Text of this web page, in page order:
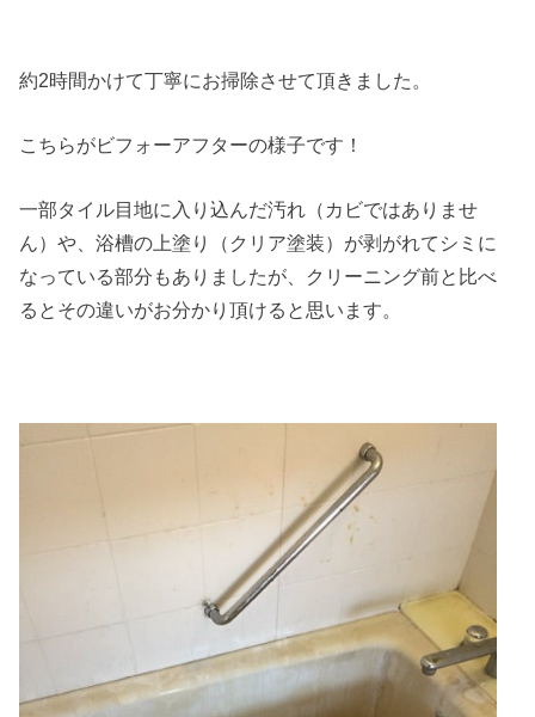
約2時間かけて丁寧にお掃除させて頂きました。
こちらがビフォーアフターの様子です！
一部タイル目地に入り込んだ汚れ（カビではありませ
ん）や、浴槽の上塗り（クリア塗装）が剥がれてシミに
なっている部分もありましたが、クリーニング前と比べ
るとその違いがお分かり頂けると思います。